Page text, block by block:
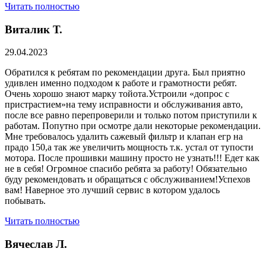
Читать полностью
Виталик Т.
29.04.2023
Обратился к ребятам по рекомендации друга. Был приятно
удивлен именно подходом к работе и грамотности ребят.
Очень хорошо знают марку тойота.Устроили «допрос с
пристрастием»на тему исправности и обслуживания авто,
после все равно перепроверили и только потом приступили к
работам. Попутно при осмотре дали некоторые рекомендации.
Мне требовалось удалить сажевый фильтр и клапан егр на
прадо 150,а так же увеличить мощность т.к. устал от тупости
мотора. После прошивки машину просто не узнать!!! Едет как
не в себя! Огромное спасибо ребята за работу! Обязательно
буду рекомендовать и обращаться с обслуживанием!Успехов
вам! Наверное это лучший сервис в котором удалось
побывать.
Читать полностью
Вячеслав Л.